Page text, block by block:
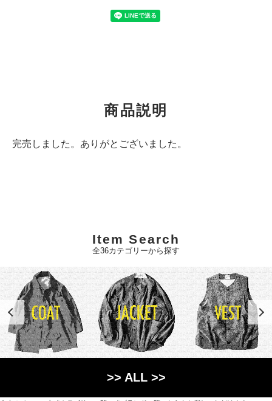
商品説明
完売しました。ありがとございました。
Item Search
全36カテゴリーから探す
>> ALL >>